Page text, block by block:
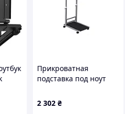
Прикроватная
подставка под ноут
6B516071CT
2 302 ₴